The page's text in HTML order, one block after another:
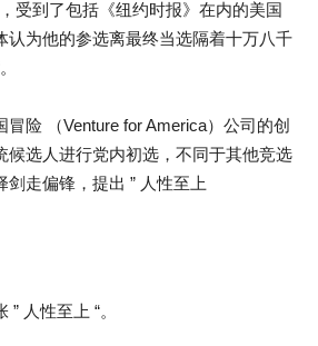
受到了包括《纽约时报》在内的美国
认为他的参选离最终当选隔着十万八千
险 （Venture for America）公司的创
候选人进行党内初选，不同于其他竞选
剑走偏锋，提出 ” 人性至上
人性至上 “。